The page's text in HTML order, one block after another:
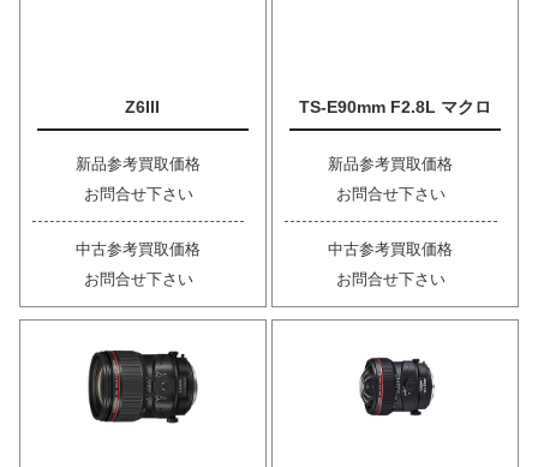
Z6III
新品参考買取価格
お問合せ下さい
中古参考買取価格
お問合せ下さい
TS-E90mm F2.8L マクロ
新品参考買取価格
お問合せ下さい
中古参考買取価格
お問合せ下さい